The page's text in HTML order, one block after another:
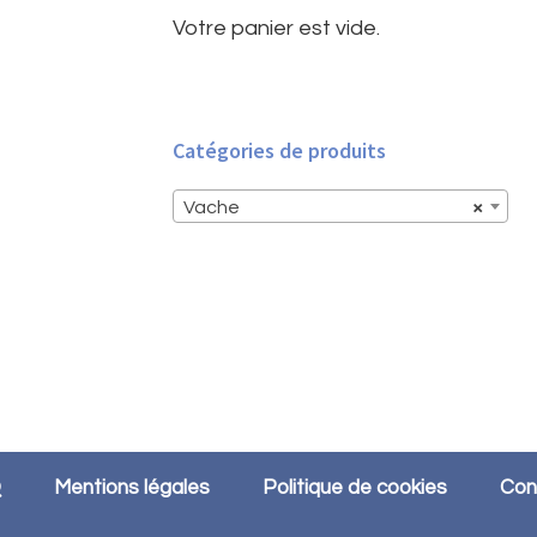
Votre panier est vide.
Catégories de produits
×
Vache
Mentions légales Politique de cookies